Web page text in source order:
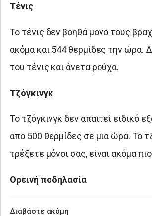
Τένις
Το τένις δεν βοηθά μόνο τους
ακόμα και 544 θερμίδες την ώρα.
του τένις και άνετα ρούχα.
Τζόγκινγκ
Το τζόγκινγκ δεν απαιτεί ειδικό
από 500 θερμίδες σε μια ώρα. Το
τρέξετε μόνοι σας, είναι ακόμα
Ορεινή ποδηλασία
Διαβάστε ακόμη